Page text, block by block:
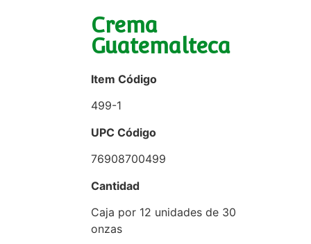
Crema
Guatemalteca
Item Código
499-1
UPC Código
76908700499
Cantidad
Caja por 12 unidades de 30
onzas